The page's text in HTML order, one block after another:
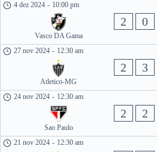
4 dez 2024 - 10:00 pm
Vasco DA Gama
2 0
27 nov 2024 - 12:30 am
Atletico-MG
2 3
24 nov 2024 - 12:30 am
Sao Paulo
2 2
21 nov 2024 - 12:30 am